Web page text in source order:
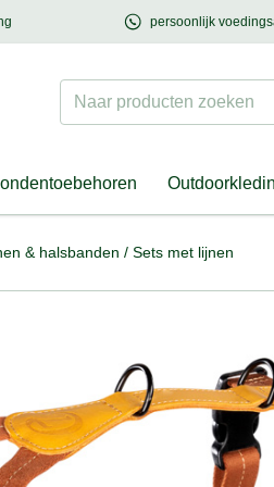
ervaring – met hart voor hond & eigenaar
persoonlijk Mailons
Naar producten zoeken
& halsbanden / Sets met lijnen